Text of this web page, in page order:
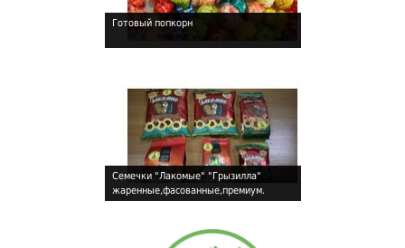
Готовый попкорн
Семечки "Лакомые" "Грызилла"
жаренные,фасованные,премиум.